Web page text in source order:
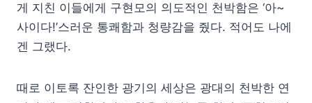
게 지친 이들에게 구현모의 의도적인 천박함은 ‘아~
사이다!’스러운 통쾌함과 청량감을 줬다. 적어도 나에
겐 그랬다.
때로 이토록 잔인한 광기의 세상은 광대의 천박한 연